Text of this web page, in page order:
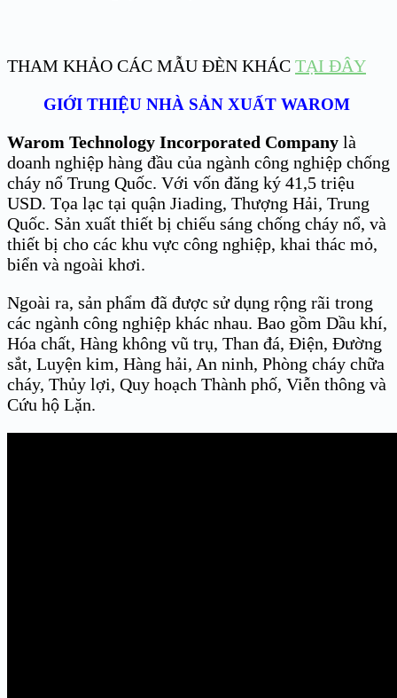
THAM KHẢO CÁC MẪU ĐÈN KHÁC TẠI ĐÂY
GIỚI THIỆU NHÀ SẢN XUẤT WAROM
Warom Technology Incorporated Company là
doanh nghiệp hàng đầu của ngành công nghiệp chống
cháy nổ Trung Quốc. Với vốn đăng ký 41,5 triệu
USD. Tọa lạc tại quận Jiading, Thượng Hải, Trung
Quốc. Sản xuất thiết bị chiếu sáng chống cháy nổ, và
thiết bị cho các khu vực công nghiệp, khai thác mỏ,
biển và ngoài khơi.
Ngoài ra, sản phẩm đã được sử dụng rộng rãi trong
các ngành công nghiệp khác nhau. Bao gồm Dầu khí,
Hóa chất, Hàng không vũ trụ, Than đá, Điện, Đường
sắt, Luyện kim, Hàng hải, An ninh, Phòng cháy chữa
cháy, Thủy lợi, Quy hoạch Thành phố, Viễn thông và
Cứu hộ Lặn.